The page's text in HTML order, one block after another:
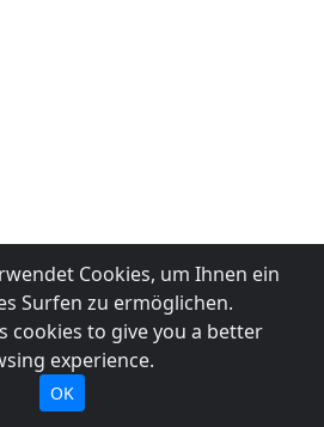
Cookies, um Ihnen ein
Surfen zu ermöglichen.
cookies to give you a better
experience.
OK